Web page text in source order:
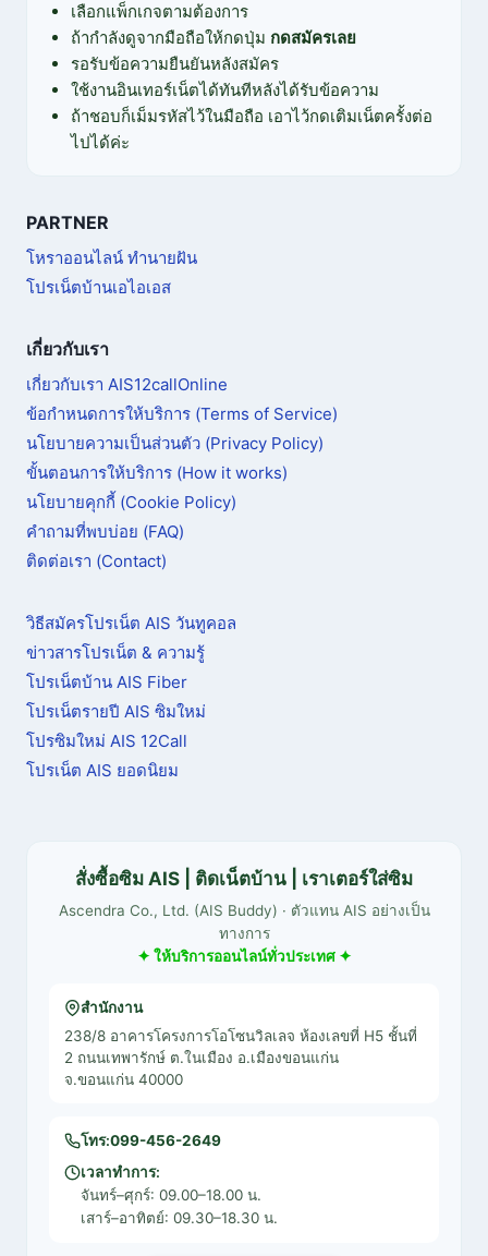
เลือกแพ็กเกจตามต้องการ
ถ้ากำลังดูจากมือถือให้กดปุ่ม กดสมัครเลย
รอรับข้อความยืนยันหลังสมัคร
ใช้งานอินเทอร์เน็ตได้ทันทีหลังได้รับข้อความ
ถ้าชอบก็เม็มรหัสไว้ในมือถือ เอาไว้กดเติมเน็ตครั้งต่อ
ไปได้ค่ะ
PARTNER
โหราออนไลน์ ทำนายฝัน
โปรเน็ตบ้านเอไอเอส
เกี่ยวกับเรา
เกี่ยวกับเรา AIS12callOnline
ข้อกำหนดการให้บริการ (Terms of Service)
นโยบายความเป็นส่วนตัว (Privacy Policy)
ขั้นตอนการให้บริการ (How it works)
นโยบายคุกกี้ (Cookie Policy)
คำถามที่พบบ่อย (FAQ)
ติดต่อเรา (Contact)
วิธีสมัครโปรเน็ต AIS วันทูคอล
ข่าวสารโปรเน็ต & ความรู้
โปรเน็ตบ้าน AIS Fiber
โปรเน็ตรายปี AIS ซิมใหม่
โปรซิมใหม่ AIS 12Call
โปรเน็ต AIS ยอดนิยม
สั่งซื้อซิม AIS | ติดเน็ตบ้าน | เราเตอร์ใส่ซิม
Ascendra Co., Ltd. (AIS Buddy) · ตัวแทน AIS อย่างเป็น
ทางการ
✦ ให้บริการออนไลน์ทั่วประเทศ ✦
สำนักงาน
238/8 อาคารโครงการโอโซนวิลเลจ ห้องเลขที่ H5 ชั้นที่
2 ถนนเทพารักษ์ ต.ในเมือง อ.เมืองขอนแก่น
จ.ขอนแก่น 40000
โทร:099-456-2649
เวลาทำการ:
จันทร์–ศุกร์: 09.00–18.00 น.
เสาร์–อาทิตย์: 09.30–18.30 น.